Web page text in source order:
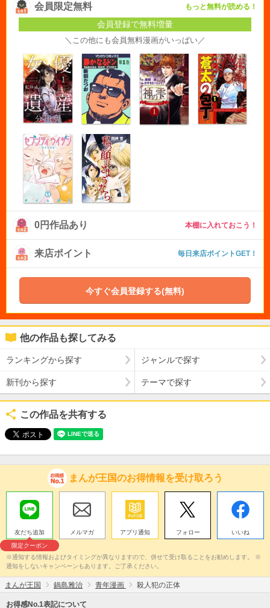
会員限定無料 もっと無料が読める！
会員登録で無料増量
＼この他にも会員無料漫画がいっぱい／
0円作品あり 本棚に入れておこう！
来店ポイント 毎日来店ポイントGET！
今すぐ会員登録する(無料)
他の作品も探してみる
ランキングから探す ジャンルで探す
新刊から探す テーマで探す
この作品を共有する
まんが王国のお得情報を受け取ろう
友だち追加
限定クーポン
メルマガ アプリ通知 フォロー いいね
※通知する情報およびタイミングが異なりますので、併せて受け取ることをお勧めします。 ※
通知をしないキャンペーンもあります。ご了承ください。
まんが王国 鍋島雅治 青年漫画 殺人犯の正体
お得感No.1表記について